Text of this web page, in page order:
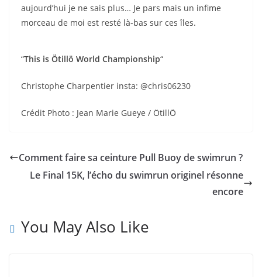
aujourd’hui je ne sais plus… Je pars mais un infime
morceau de moi est resté là-bas sur ces îles.
“This is Ötillö World Championship“
Christophe Charpentier insta: @chris06230
Crédit Photo : Jean Marie Gueye / ÖtillÖ
Comment faire sa ceinture Pull Buoy de swimrun ?
Le Final 15K, l’écho du swimrun originel résonne
encore
You May Also Like